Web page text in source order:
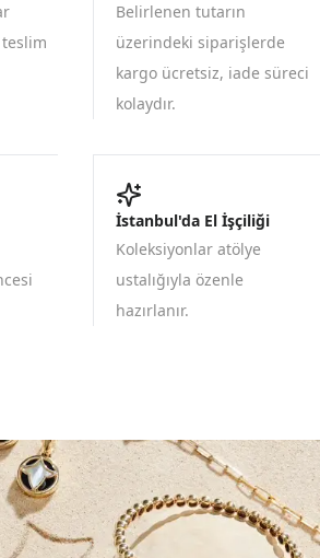
Belirlenen tutarın
üzerindeki siparişlerde
kargo ücretsiz, iade süreci
kolaydır.
İstanbul'da El İşçiliği
Koleksiyonlar atölye
ustalığıyla özenle
hazırlanır.